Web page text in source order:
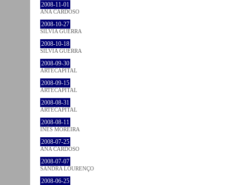
2008-11-01
ANA CARDOSO
2008-10-27
SÍLVIA GUERRA
2008-10-18
SÍLVIA GUERRA
2008-09-30
ARTECAPITAL
2008-09-15
ARTECAPITAL
2008-08-31
ARTECAPITAL
2008-08-11
INÊS MOREIRA
2008-07-25
ANA CARDOSO
2008-07-07
SANDRA LOURENÇO
2008-06-25